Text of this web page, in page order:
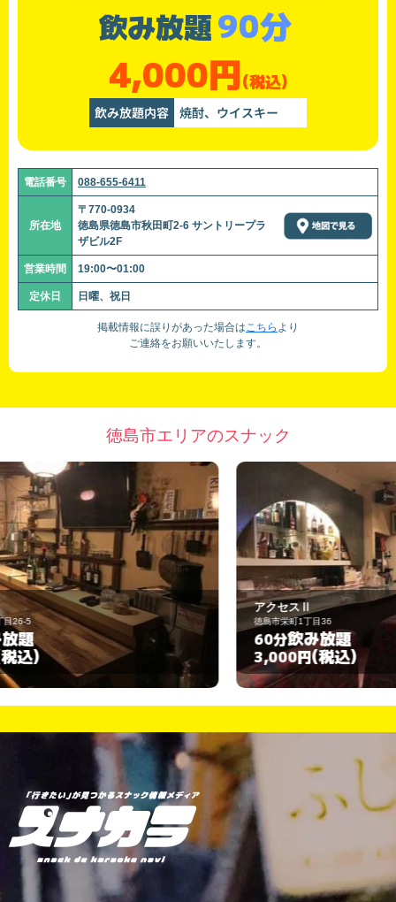
飲み放題90分
4,000円(税込)
飲み放題内容 焼酎、ウイスキー
電話番号 088-655-6411
所在地
〒770-0934
徳島県徳島市秋田町2-6 サントリープラ
ザビル2F
営業時間 19:00〜01:00
定休日 日曜、祝日
掲載情報に誤りがあった場合はこちら より
ご連絡をお願いいたします。
徳島市エリアのスナック
アクセスⅡ
徳島市栄町1丁目36
60分飲み放題
3,000円(税込)
徳